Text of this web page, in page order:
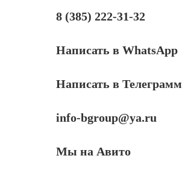
8 (385) 222-31-32
Написать в WhatsApp
Написать в Телеграмм
info-bgroup@ya.ru
Мы на Авито